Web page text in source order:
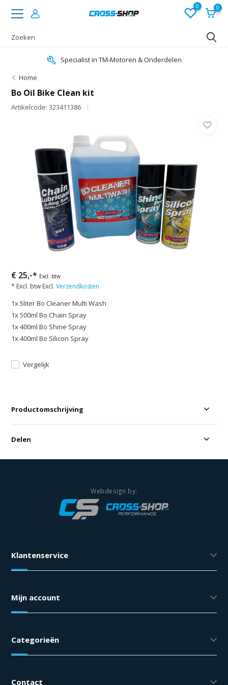
0 0
Specialist in TM-Motoren & Onderdelen
Home
Bo Oil Bike Clean kit
Artikelcode: 323411386
€ 25,-* Excl. btw
* Excl. btw Excl.Verzendkosten
1x 5liter Bo Cleaner Multi Wash
1x 500ml Bo Chain Spray
1x 400ml Bo Shine Spray
1x 400ml Bo Silicon Spray
Vergelijk
Productomschrijving
Delen
Klantenservice
Mijn account
Categorieën
Contact